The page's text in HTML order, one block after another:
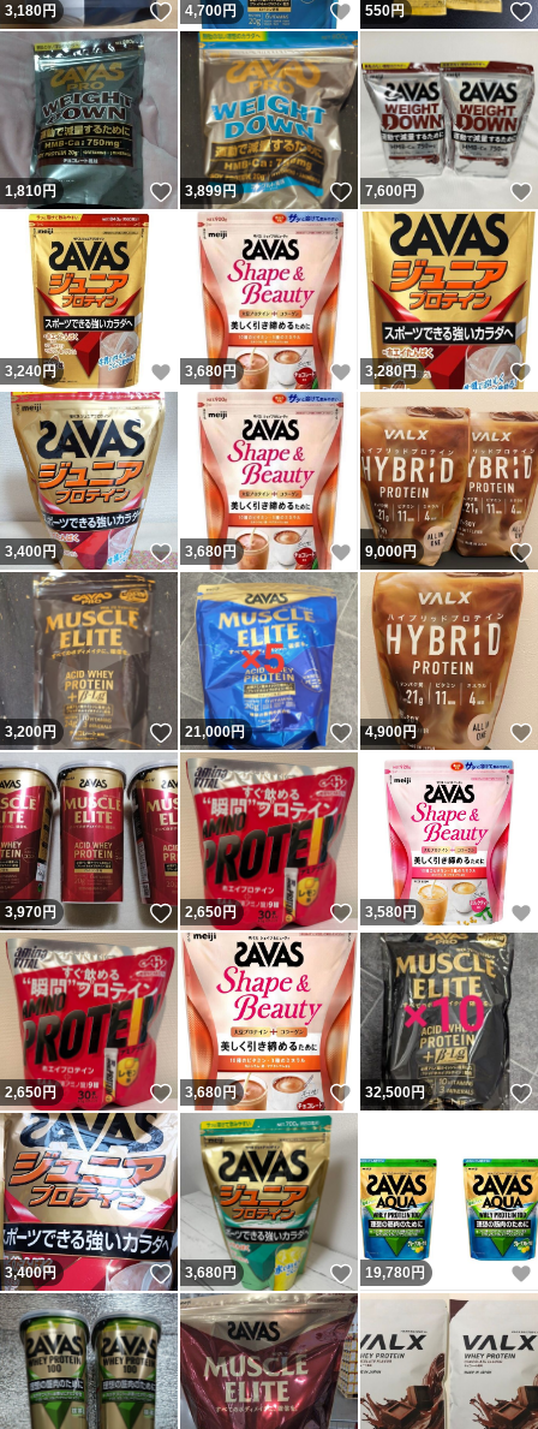
3,180円 いいね！
4,700円 いいね！
550円
1,810円 いいね！
3,899円 いいね！
7,600円
3,240円 いいね！
3,680円 いいね！
3,280円
3,400円 いいね！
3,680円 いいね！
9,000円
3,200円 いいね！
21,000円 いいね！
4,900円
3,970円 いいね！
2,650円 いいね！
3,580円
2,650円 いいね！
3,680円 いいね！
32,500円
3,400円 いいね！
3,680円 いいね！
19,780 円